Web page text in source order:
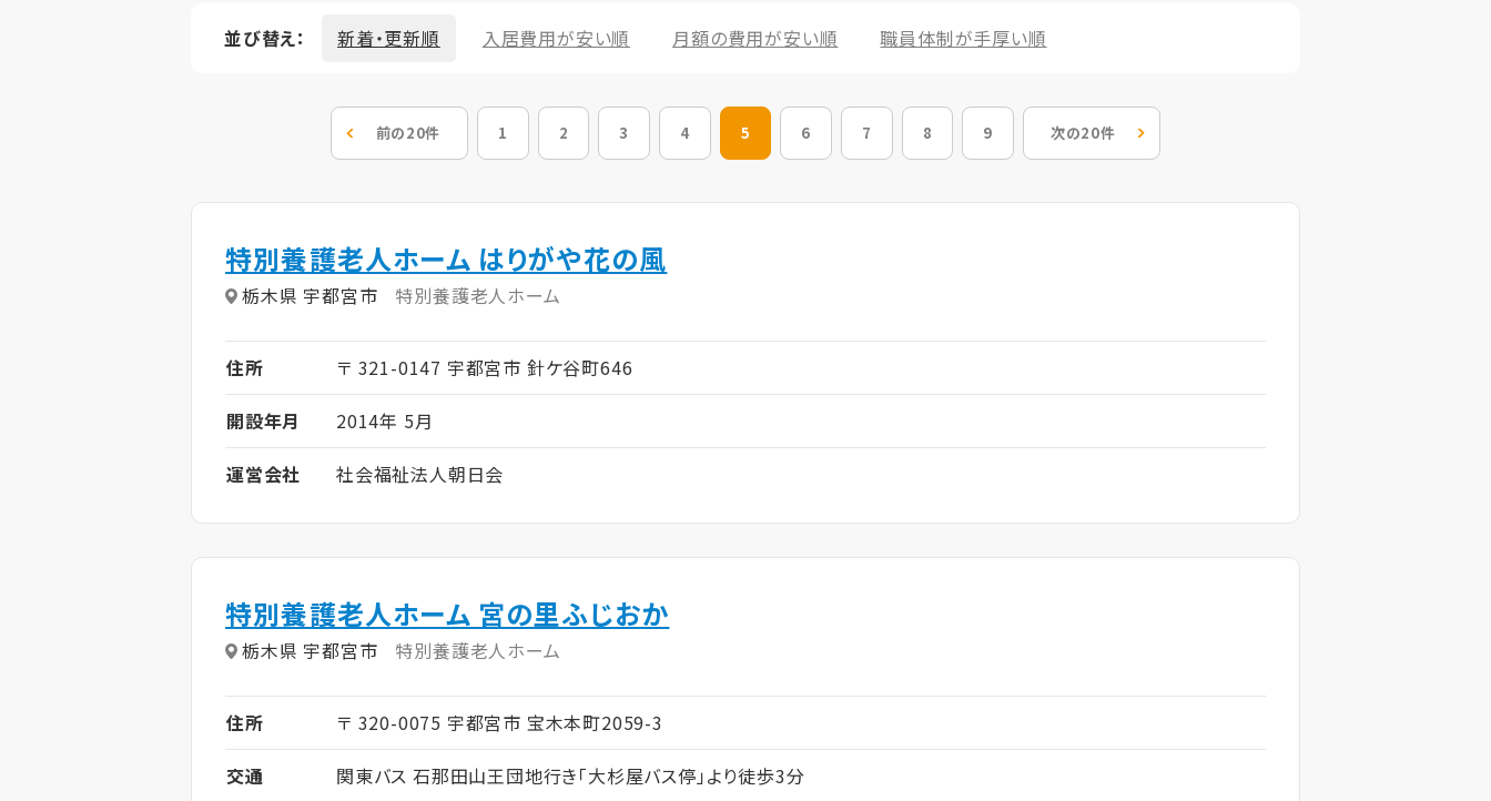
並び替え： 新着・更新順 入居費用が安い順 月額の費用が安い順 職員体制が手厚い順
前の20件 1 2 3 4 5 6 7 8 9 次の20件
特別養護老人ホーム はりがや花の風
栃木県 宇都宮市 特別養護老人ホーム
住所
〒 321-0147 宇都宮市 針ケ谷町646
開設年月
2014年 5月
運営会社
社会福祉法人朝日会
特別養護老人ホーム 宮の里ふじおか
栃木県 宇都宮市 特別養護老人ホーム
住所
〒 320-0075 宇都宮市 宝木本町2059-3
交通
関東バス 石那田山王団地行き「大杉屋バス停」より徒歩3分